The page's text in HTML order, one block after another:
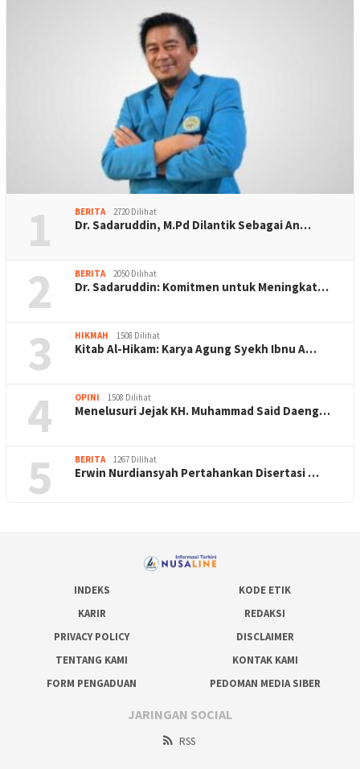
1 BERITA 2720 Dilihat
Dr. Sadaruddin, M.Pd Dilantik Sebagai An…
2 BERITA 2050 Dilihat
Dr. Sadaruddin: Komitmen untuk Meningkat…
3 HIKMAH 1508 Dilihat
Kitab Al-Hikam: Karya Agung Syekh Ibnu A…
4 OPINI 1508 Dilihat
Menelusuri Jejak KH. Muhammad Said Daeng…
5 BERITA 1267 Dilihat
Erwin Nurdiansyah Pertahankan Disertasi …
INDEKS
KODE ETIK
KARIR
REDAKSI
PRIVACY POLICY
DISCLAIMER
TENTANG KAMI
KONTAK KAMI
FORM PENGADUAN
PEDOMAN MEDIA SIBER
JARINGAN SOCIAL
RSS